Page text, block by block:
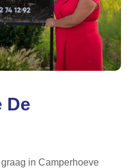
De
in Camperhoeve